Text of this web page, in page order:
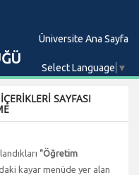
Üniversite Ana Sayfa
Select Language ▼
SAYFASI
"Öğretim
kayar menüde yer alan